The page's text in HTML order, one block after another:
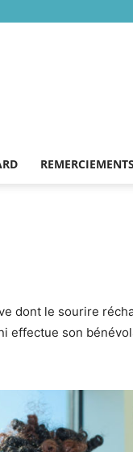
dont le sourire
effectue son